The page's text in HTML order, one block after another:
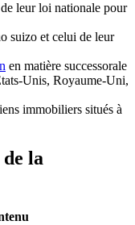
leur loi nationale pour
suizo et celui de leur
en matière successorale
Unis, Royaume-Uni,
immobiliers situés à
la